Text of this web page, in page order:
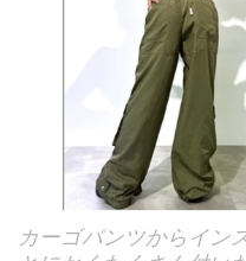
カーゴパンツからイン